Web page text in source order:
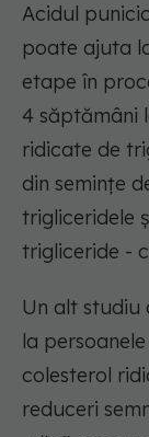
Acidul
poate ajuta
etape în
4 săptămâni
ridicate de
din semințe
trigliceridele
trigliceride -
Un alt studiu
la
colesterol
reduceri